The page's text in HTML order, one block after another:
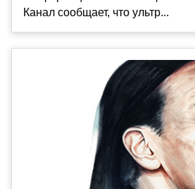
Канал сообщает, что ультр...